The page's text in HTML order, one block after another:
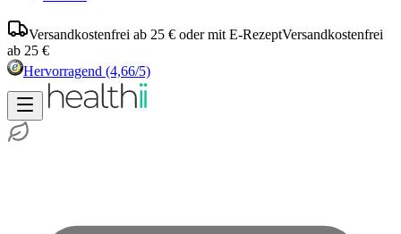
Versandkostenfrei ab 25 € oder mit E-RezeptVersandkostenfrei
ab 25 €
Hervorragend (4,66/5)